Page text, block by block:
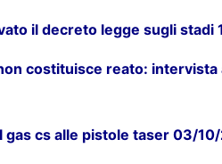
il decreto legge sugli stadi
costituisce reato: intervista
gas cs alle pistole taser 03/